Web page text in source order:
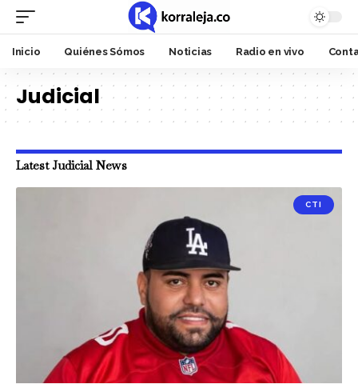
Inicio Quiénes Sómos Noticias Radio en vivo
Judicial
Latest Judicial News
CTI